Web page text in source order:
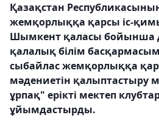
Қазақстан
жемқорлыққа қарсы іс-
Шымкент қаласы бойынша
қалалық білім
сыбайлас жемқорлыққа
мәдениетін қалыптастыру
ұрпақ" ерікті мектеп
ұйымдастырды.